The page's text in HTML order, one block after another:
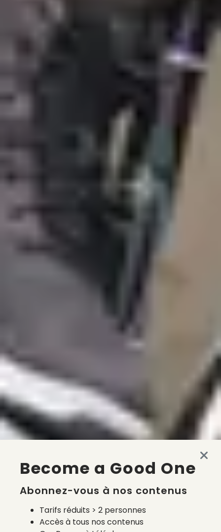
Become a Good One
Abonnez-vous à nos contenus
Tarifs réduits > 2 personnes
Accès à tous nos contenus